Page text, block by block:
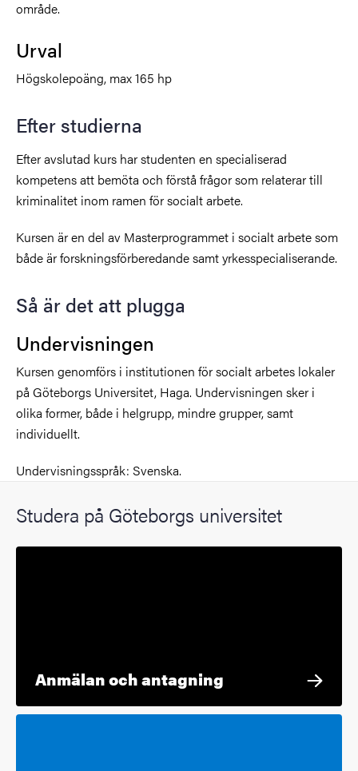
område.
Urval
Högskolepoäng, max 165 hp
Efter studierna
Efter avslutad kurs har studenten en specialiserad
kompetens att bemöta och förstå frågor som relaterar till
kriminalitet inom ramen för socialt arbete.
Kursen är en del av Masterprogrammet i socialt arbete som
både är forskningsförberedande samt yrkesspecialiserande.
Så är det att plugga
Undervisningen
Kursen genomförs i institutionen för socialt arbetes lokaler
på Göteborgs Universitet, Haga. Undervisningen sker i
olika former, både i helgrupp, mindre grupper, samt
individuellt.
Undervisningsspråk: Svenska.
Studera på Göteborgs universitet
Anmälan och antagning